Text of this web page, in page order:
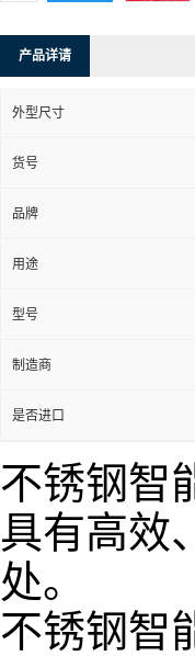
产品详请
外型尺寸
货号
品牌
用途
型号
制造商
是否进口
不锈钢智
具有高效
处。
不锈钢智